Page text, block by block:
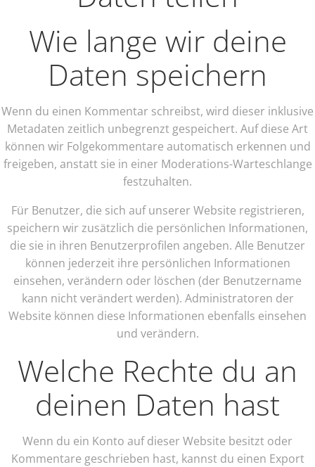
Wie lange wir deine
Daten speichern
Wenn du einen Kommentar schreibst, wird dieser inklusive
Metadaten zeitlich unbegrenzt gespeichert. Auf diese Art
können wir Folgekommentare automatisch erkennen und
freigeben, anstatt sie in einer Moderations-Warteschlange
festzuhalten.
Für Benutzer, die sich auf unserer Website registrieren,
speichern wir zusätzlich die persönlichen Informationen,
die sie in ihren Benutzerprofilen angeben. Alle Benutzer
können jederzeit ihre persönlichen Informationen
einsehen, verändern oder löschen (der Benutzername
kann nicht verändert werden). Administratoren der
Website können diese Informationen ebenfalls einsehen
und verändern.
Welche Rechte du an
deinen Daten hast
Wenn du ein Konto auf dieser Website besitzt oder
Kommentare geschrieben hast, kannst du einen Export